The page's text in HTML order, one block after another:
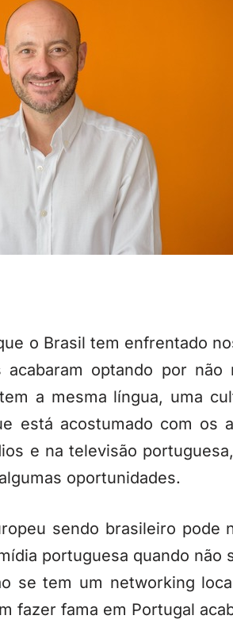
o Brasil tem enfrentado
optando por
a mesma língua, uma
está acostumado com os
e na televisão
oportunidades.
sendo brasileiro pode
portuguesa quando não
se tem um networking
fazer fama em Portugal